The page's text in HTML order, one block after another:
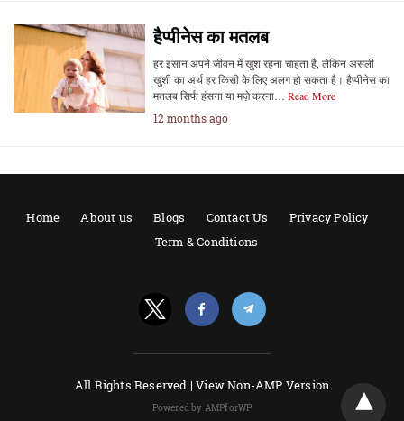
हैप्पीनेस का मतलब
हर इंसान अपने जीवन में खुश रहना चाहता है, लेकिन असली
खुशी का अर्थ हर किसी के लिए अलग हो सकता है। हैप्पीनेस का
मतलब सिर्फ हंसना या मज़े करना… Read More
12 months ago
Home About us Blogs Contact Us
Privacy Policy
Term & Conditions
All Rights Reserved |View Non-AMP Version
Powered by AMPforWP